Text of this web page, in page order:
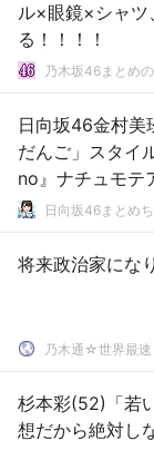
ル×眼鏡×シャツ
る！！！！
乃木坂46まとめの
日向坂46金村美
だんご」スタイ
no』ナチュモテ
日向坂46まとめ
将来政治家にな
杉本彩(52)「若
想だから絶対し